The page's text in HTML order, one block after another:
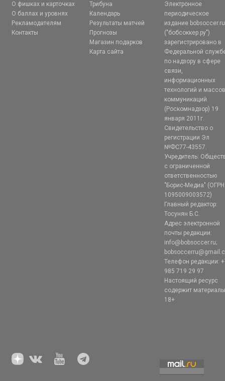
О фишках и карточках
О баллах и уровнях
Рекламодателям
Контакты
Трибуна
Календарь
Результаты матчей
Прогнозы
Магазин подарков
Карта сайта
Электронное
периодическое
издание bobsoccer.ru
("бобсоккер.ру")
зарегистрировано в
Федеральной
по надзору в сфере
связи,
информационных
технологий и
коммуникаций
(Роскомнадзор) 19
января 2011г.
Свидетельство о
регистрации Эл
№ФС77-43557.
Учредитель:
с ограниченной
ответственностью
"Борис-Медиа" (ОГРН
1095009003572)
Главный редактор:
Тосунян Б.С.
Адрес электронной
почты редакции:
info@bobsoccer.ru;
Телефон редакции:
985 719 29 97
Настоящий ресурс
содержит
18+